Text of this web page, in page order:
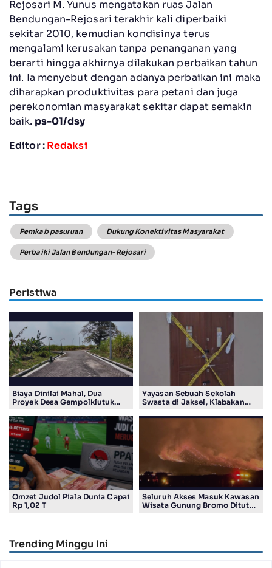
Rejosari M. Yunus mengatakan ruas Jalan
Bendungan-Rejosari terakhir kali diperbaiki
sekitar 2010, kemudian kondisinya terus
mengalami kerusakan tanpa penanganan yang
berarti hingga akhirnya dilakukan perbaikan tahun
ini. Ia menyebut dengan adanya perbaikan ini maka
diharapkan produktivitas para petani dan juga
perekonomian masyarakat sekitar dapat semakin
baik. ps-01/dsy
Editor :Redaksi
Tags
Pemkab pasuruan Dukung Konektivitas Masyarakat
Perbaiki Jalan Bendungan-Rejosari
Peristiwa
Biaya Dinilai Mahal, Dua
Proyek Desa Gempolklutuk
Yayasan Sebuah Sekolah
Swasta di Jaksel, Klabakan
Omzet Judol Piala Dunia Capai
Rp 1,02 T
Seluruh Akses Masuk Kawasan
Wisata Gunung Bromo Ditutup
Trending Minggu Ini